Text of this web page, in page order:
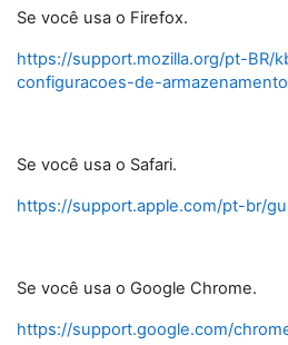
Se você usa o Firefox.
https://support.mozilla.org/pt-BR/
configuracoes-de-
Se você usa o Safari.
https://support.apple.com/pt-br/
Se você usa o Google Chrome.
https://support.google.com/